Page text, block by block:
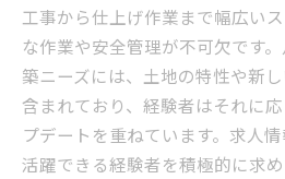
工事から仕上げ作業まで幅広い
な作業や安全管理が不可欠です
築ニーズには、土地の特性や新
含まれており、経験者はそれに
プデートを重ねています。求人
活躍できる経験者を積極的に求